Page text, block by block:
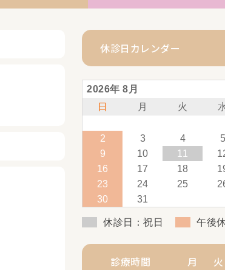
休診日カレンダー
2026年 8月
日
月 火
2
3 4 5
9
10 11
16
17 18
23
24 25
30
31
休診日：祝日 午後
診療時間 月 火